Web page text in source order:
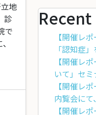
地
診
で
Recent
【開催レ
「認知症
【開催レ
いて」セ
【開催レ
内覧会に
【開催レ